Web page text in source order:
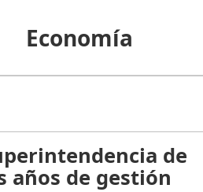
Economía
de
años de gestión